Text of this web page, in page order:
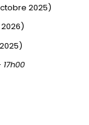
2025)